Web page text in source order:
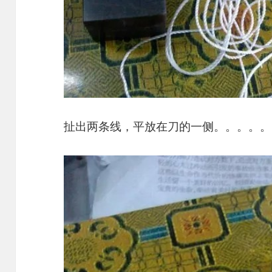
扯出两条线，平放在刀的一侧。。。。